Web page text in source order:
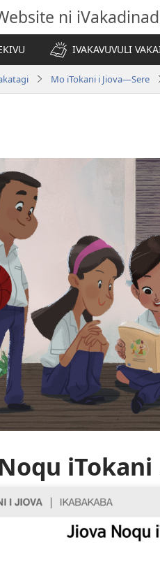
ni
IVAKAVUVULI
Mo iTokani i Jiova​—Sere
iTokani